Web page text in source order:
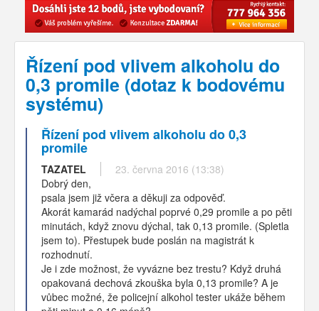
Řízení pod vlivem alkoholu do
0,3 promile (dotaz k bodovému
systému)
Řízení pod vlivem alkoholu do 0,3
promile
TAZATEL
23. června 2016 (13:38)
Dobrý den,
psala jsem již včera a děkuji za odpověď.
Akorát kamarád nadýchal poprvé 0,29 promile a po pěti
minutách, když znovu dýchal, tak 0,13 promile. (Spletla
jsem to). Přestupek bude poslán na magistrát k
rozhodnutí.
Je i zde možnost, že vyvázne bez trestu? Když druhá
opakovaná dechová zkouška byla 0,13 promile? A je
vůbec možné, že policejní alkohol tester ukáže během